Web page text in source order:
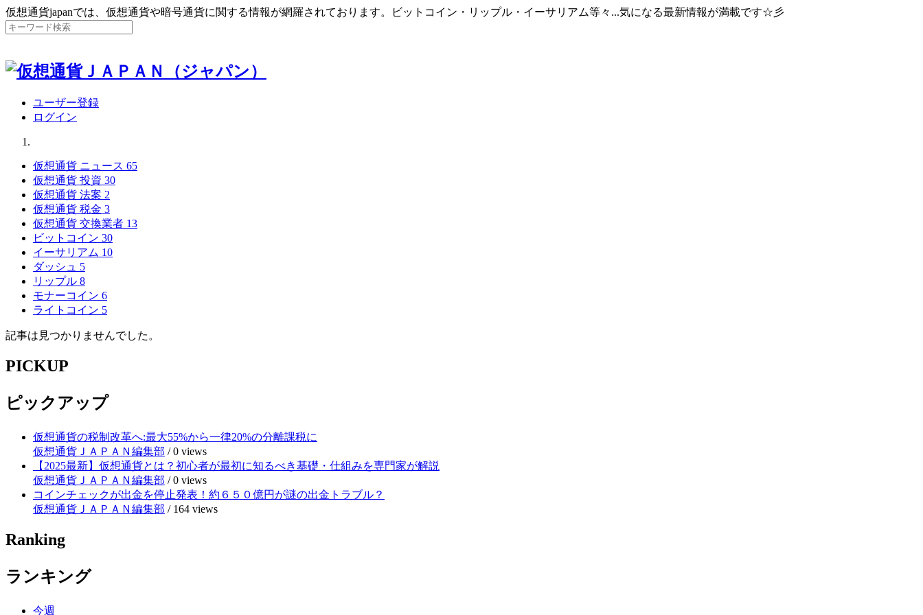
仮想通貨japanでは、仮想通貨や暗号通貨に関する情報が網羅されております。ビットコイン・リップル・イーサリアム等々...気になる最新情報が満載です☆彡
ユーザー登録
ログイン
仮想通貨 ニュース 65
仮想通貨 投資 30
仮想通貨 法案 2
仮想通貨 税金 3
仮想通貨 交換業者 13
ビットコイン 30
イーサリアム 10
ダッシュ 5
リップル 8
モナーコイン 6
ライトコイン 5
記事は見つかりませんでした。
PICKUP
ピックアップ
仮想通貨の税制改革へ:最大55%から一律20%の分離課税に
仮想通貨ＪＡＰＡＮ編集部 /0 views
【2025最新】仮想通貨とは？初心者が最初に知るべき基礎・仕組みを専門家が解説
仮想通貨ＪＡＰＡＮ編集部 /0 views
コインチェックが出金を停止発表！約６５０億円が謎の出金トラブル？
仮想通貨ＪＡＰＡＮ編集部 / 164 views
Ranking
ランキング
今週